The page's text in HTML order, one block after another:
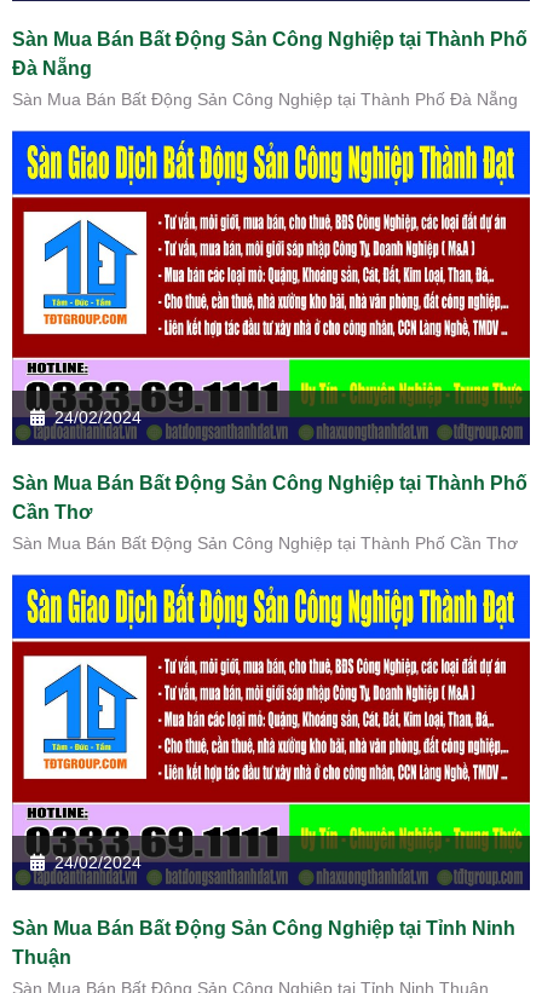
Sàn Mua Bán Bất Động Sản Công Nghiệp tại Thành Phố
Đà Nẵng
Sàn Mua Bán Bất Động Sản Công Nghiệp tại Thành Phố Đà Nẵng
24/02/2024
Sàn Mua Bán Bất Động Sản Công Nghiệp tại Thành Phố
Cần Thơ
Sàn Mua Bán Bất Động Sản Công Nghiệp tại Thành Phố Cần Thơ
24/02/2024
Sàn Mua Bán Bất Động Sản Công Nghiệp tại Tỉnh Ninh
Thuận
Sàn Mua Bán Bất Động Sản Công Nghiệp tại Tỉnh Ninh Thuận